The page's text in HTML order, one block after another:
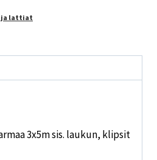
lattiat
3x5m sis. laukun, klipsit